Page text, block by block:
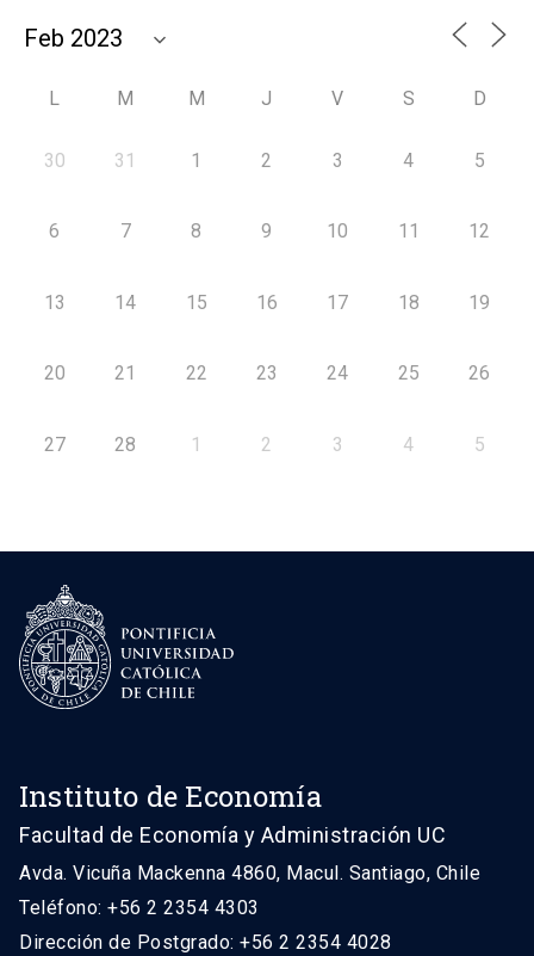
L M M J V S D
30 31 1 2 3 4 5
6 7 8 9 10 11 12
13 14 15 16 17 18 19
20 21 22 23 24 25 26
27 28 1 2 3 4 5
Instituto de Economía
Facultad de Economía y Administración UC
Avda. Vicuña Mackenna 4860, Macul. Santiago, Chile
Teléfono: +56 2 2354 4303
Dirección de Postgrado: +56 2 2354 4028